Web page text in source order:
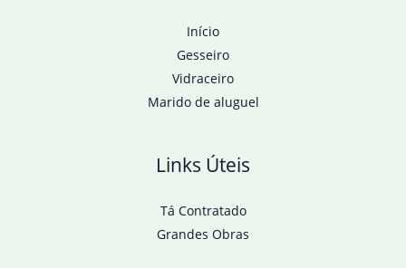
Início
Gesseiro
Vidraceiro
Marido de aluguel
Links Úteis
Tá Contratado
Grandes Obras